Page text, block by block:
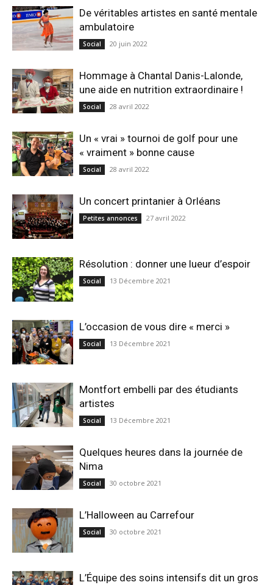
De véritables artistes en santé mentale
ambulatoire
Social 20 juin 2022
Hommage à Chantal Danis-Lalonde,
une aide en nutrition extraordinaire !
Social 28 avril 2022
Un « vrai » tournoi de golf pour une
« vraiment » bonne cause
Social 28 avril 2022
Un concert printanier à Orléans
Petites annonces 27 avril 2022
Résolution : donner une lueur d’espoir
Social 13 Décembre 2021
L’occasion de vous dire « merci »
Social 13 Décembre 2021
Montfort embelli par des étudiants
artistes
Social 13 Décembre 2021
Quelques heures dans la journée de
Nima
Social 30 octobre 2021
L’Halloween au Carrefour
Social 30 octobre 2021
L’Équipe des soins intensifs dit un gros